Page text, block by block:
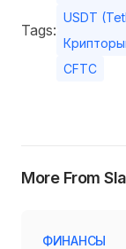
Tags:
USDT
CFTC
More From
ФИНАНСЫ